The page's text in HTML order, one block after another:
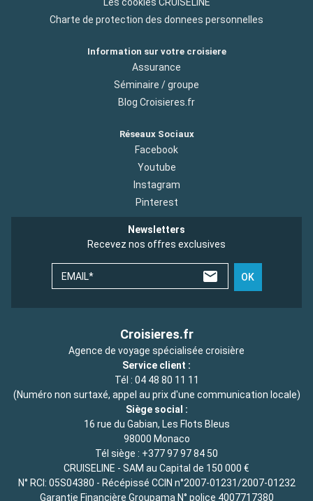
Charte de protection des donnees personnelles
Information sur votre croisiere
Assurance
Séminaire / groupe
Blog Croisieres.fr
Réseaux Sociaux
Facebook
Youtube
Instagram
Pinterest
Newsletters
Recevez nos offres exclusives
EMAIL* OK
Croisieres.fr
Agence de voyage spécialisée croisière
Service client :
Tél : 04 48 80 11 11
(Numéro non surtaxé, appel au prix d'une communication locale)
Siège social :
16 rue du Gabian, Les Flots Bleus
98000 Monaco
Tél siège : +377 97 97 84 50
CRUISELINE - SAM au Capital de 150 000 €
N° RCI: 05S04380 - Récépissé CCIN n°2007-01231/2007-01232
Garantie Financière Groupama N° police 4007717380